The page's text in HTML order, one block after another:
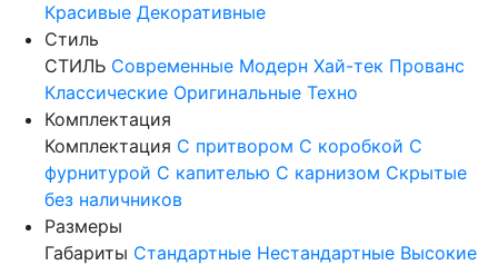
Красивые Декоративные
Стиль
СТИЛЬ Современные Модерн Хай-тек Прованс
Классические Оригинальные Техно
Комплектация
Комплектация С притвором С коробкой С
фурнитурой С капителью С карнизом Скрытые
без наличников
Размеры
Габариты Стандартные Нестандартные Высокие